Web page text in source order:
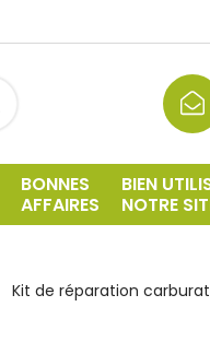
BONNES
AFFAIRES
BIEN
NOTRE
Kit de réparation